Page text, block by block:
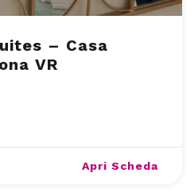
– Casa
VR
Apri Scheda